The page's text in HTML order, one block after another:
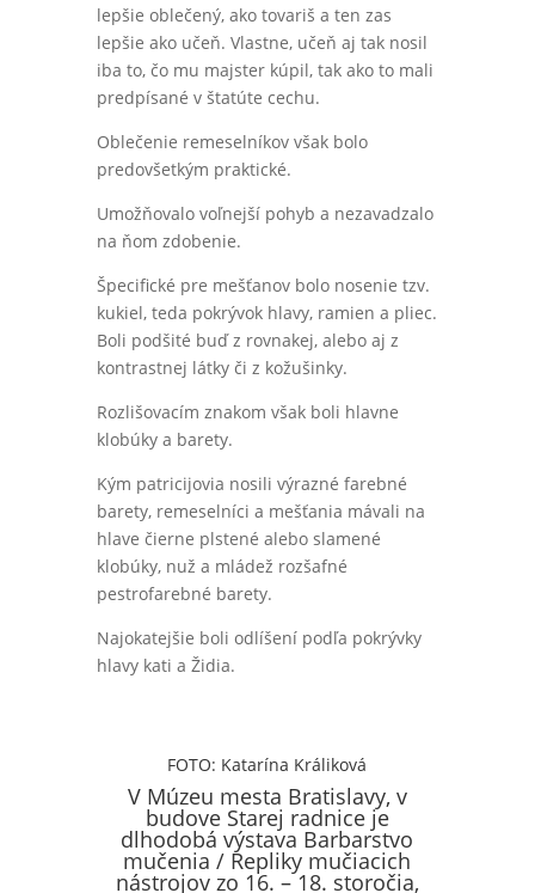
lepšie oblečený, ako tovariš a ten zas
lepšie ako učeň. Vlastne, učeň aj tak nosil
iba to, čo mu majster kúpil, tak ako to mali
predpísané v štatúte cechu.
Oblečenie remeselníkov však bolo
predovšetkým praktické.
Umožňovalo voľnejší pohyb a nezavadzalo
na ňom zdobenie.
Špecifické pre mešťanov bolo nosenie tzv.
kukiel, teda pokrývok hlavy, ramien a pliec.
Boli podšité buď z rovnakej, alebo aj z
kontrastnej látky či z kožušinky.
Rozlišovacím znakom však boli hlavne
klobúky a barety.
Kým patricijovia nosili výrazné farebné
barety, remeselníci a mešťania mávali na
hlave čierne plstené alebo slamené
klobúky, nuž a mládež rozšafné
pestrofarebné barety.
Najokatejšie boli odlíšení podľa pokrývky
hlavy kati a Židia.
FOTO: Katarína Králiková
V Múzeu mesta Bratislavy, v
budove Starej radnice je
dlhodobá výstava Barbarstvo
mučenia / Repliky mučiacich
nástrojov zo 16. – 18. storočia,